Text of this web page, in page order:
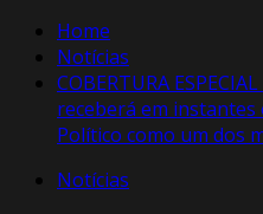
Home
Notícias
COBERTURA
receberá em instantes
Político como um dos
Notícias